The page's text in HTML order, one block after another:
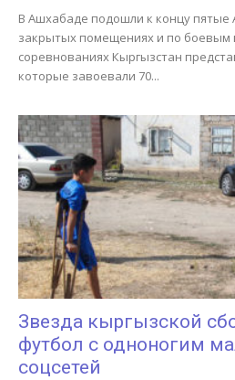
В Ашхабаде подошли к концу пятые
закрытых помещениях и по боевым
соревнованиях Кыргызстан
которые завоевали 70...
Звезда кыргызской
футбол с одноногим
соцсетей